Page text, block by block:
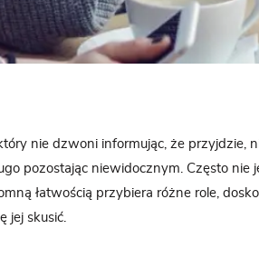
nie dzwoni informując, że przyjdzie,
pozostając niewidocznym. Często nie
łatwością przybiera różne role,
jej skusić.